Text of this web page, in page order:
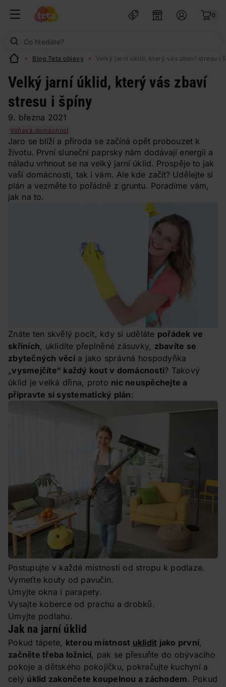
0
Blog Teta objevy Velký jarní úklid, který vás zbaví stresu i
Velký jarní úklid, který vás zbaví
stresu i špíny
9. března 2021
Voňavá domácnost
Jaro se blíží a příroda se začíná opět probouzet k
životu. První sluneční paprsky nám dodávají energii a
náladu vrhnout se na velký jarní úklid. Prospěje to jak
vaší domácnosti, tak i vám. Ale kde začít? Udělejte si
plán a vezměte to pořádně z gruntu. Poradíme vám,
jak na to.
Znáte ten skvělý pocit, kdy si uděláte pořádek ve
skříních, uklidíte přeplněné zásuvky, zbavíte se
zbytečných věcía jako správná hospodyňka
„vysmejčíte“ každý kout v domácnosti? Takový
úklid je velká dřina, proto nic neuspěchejte a
připravte si systematický plán:
Postupujte v každé místnosti od stropu k podlaze.
Vymeťte kouty od pavučin.
Umyjte okna i parapety.
Vysajte koberce od prachu a drobků.
Umyjte podlahu.
Jak na jarní úklid
Pokud tápete, kterou místnost uklidit jako první,
začněte třeba ložnicí, pak se přesuňte do obývacího
pokoje a dětského pokojíčku, pokračujte kuchyní a
celý úklid zakončete koupelnou a záchodem. Pokud